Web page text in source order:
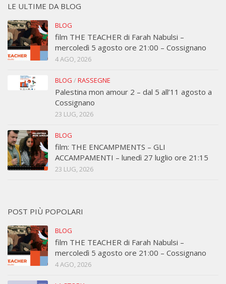
LE ULTIME DA BLOG
BLOG
film THE TEACHER di Farah Nabulsi –
mercoledì 5 agosto ore 21:00 – Cossignano
4 AGO, 2026
BLOG /RASSEGNE
Palestina mon amour 2 – dal 5 all’11 agosto a
Cossignano
23 LUG, 2026
BLOG
film: THE ENCAMPMENTS – GLI
ACCAMPAMENTI – lunedì 27 luglio ore 21:15
23 LUG, 2026
POST PIÙ POPOLARI
BLOG
film THE TEACHER di Farah Nabulsi –
mercoledì 5 agosto ore 21:00 – Cossignano
4 AGO, 2026